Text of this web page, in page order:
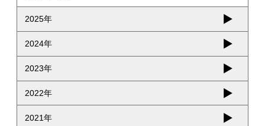
2025年
2024年
2023年
2022年
2021年